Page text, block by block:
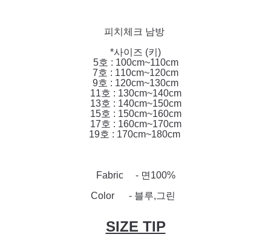
피치체크 남방
*사이즈 (키)
5호 : 100cm~110cm
7호 : 110cm~120cm
9호 : 120cm~130cm
11호 : 130cm~140cm
13호 : 140cm~150cm
15호 : 150cm~160cm
17호 : 160cm~170cm
19호 : 170cm~180cm
Fabric - 면100%
Color - 블루,그린
SIZE TIP